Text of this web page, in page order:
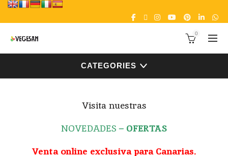
0
CATEGORIES
Visita nuestras
NOVEDADES – OFERTAS
Venta online exclusiva para Canarias.